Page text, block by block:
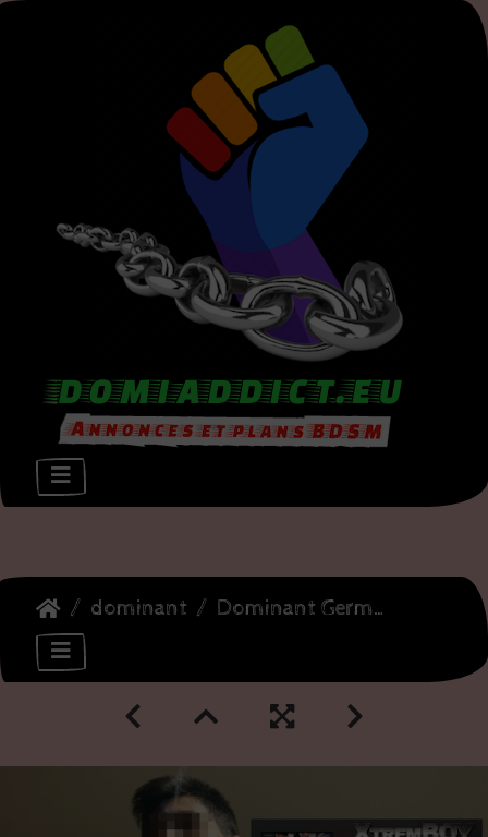
dominant Dominant German top